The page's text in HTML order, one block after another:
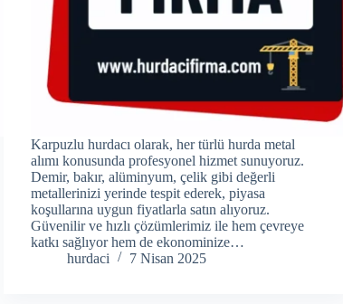
Karpuzlu hurdacı olarak, her türlü hurda metal
alımı konusunda profesyonel hizmet sunuyoruz.
Demir, bakır, alüminyum, çelik gibi değerli
metallerinizi yerinde tespit ederek, piyasa
koşullarına uygun fiyatlarla satın alıyoruz.
Güvenilir ve hızlı çözümlerimiz ile hem çevreye
katkı sağlıyor hem de ekonominize…
hurdaci
7 Nisan 2025